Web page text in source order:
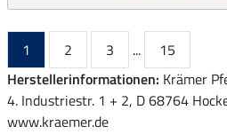
1 2 3 ...
15
Herstellerinformationen: Krämer
4. Industriestr. 1 + 2, D 68764
www.kraemer.de